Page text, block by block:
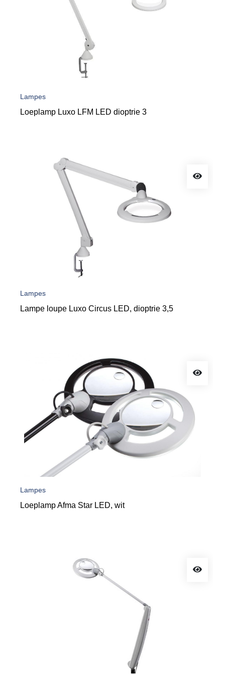
Lampes
Loeplamp Luxo LFM LED dioptrie 3
Lampes
Lampe loupe Luxo Circus LED, dioptrie 3,5
Lampes
Loeplamp Afma Star LED, wit